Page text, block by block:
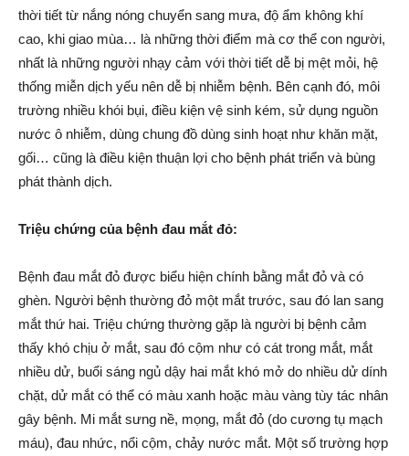
thời tiết từ nắng nóng chuyển sang mưa, độ ẩm không khí
cao, khi giao mùa… là những thời điểm mà cơ thể con người,
nhất là những người nhạy cảm với thời tiết dễ bị mệt mỏi, hệ
thống miễn dịch yếu nên dễ bị nhiễm bệnh. Bên cạnh đó, môi
trường nhiều khói bụi, điều kiện vệ sinh kém, sử dụng nguồn
nước ô nhiễm, dùng chung đồ dùng sinh hoạt như khăn mặt,
gối… cũng là điều kiện thuận lợi cho bệnh phát triển và bùng
phát thành dịch.
Triệu chứng của bệnh đau mắt đỏ:
Bệnh đau mắt đỏ được biểu hiện chính bằng mắt đỏ và có
ghèn. Người bệnh thường đỏ một mắt trước, sau đó lan sang
mắt thứ hai. Triệu chứng thường gặp là người bị bệnh cảm
thấy khó chịu ở mắt, sau đó cộm như có cát trong mắt, mắt
nhiều dử, buổi sáng ngủ dậy hai mắt khó mở do nhiều dử dính
chặt, dử mắt có thể có màu xanh hoặc màu vàng tùy tác nhân
gây bệnh. Mi mắt sưng nề, mọng, mắt đỏ (do cương tụ mạch
máu), đau nhức, nổi cộm, chảy nước mắt. Một số trường hợp